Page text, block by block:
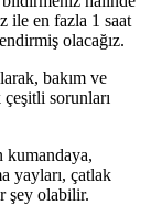
ile en fazla 1 saat
olacağız.
bakım ve
sorunları
kumandaya,
yayları, çatlak
şey olabilir.